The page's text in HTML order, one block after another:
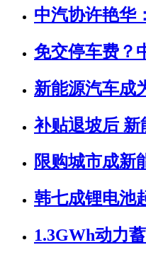
中汽协许艳华
免交停车费？
新能源汽车成
补贴退坡后
限购城市成新
韩七成锂电池
1.3GWh动力